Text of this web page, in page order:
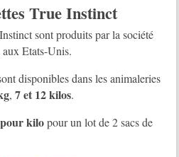
True Instinct
sont produits par la société
Etats-Unis.
disponibles dans les animaleries
,7 et 12 kilos.
kilopour un lot de 2 sacs de